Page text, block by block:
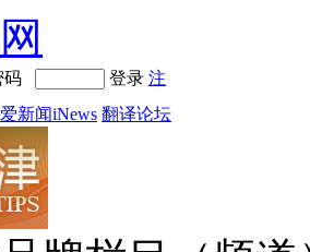
登录 注
爱新闻iNews 翻译论坛